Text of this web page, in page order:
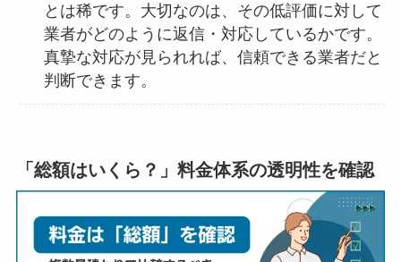
とは稀です。大切なのは、その低評価に対して
業者がどのように返信・対応しているかです。
真摯な対応が見られれば、信頼できる業者だと
判断できます。
「総額はいくら？」料金体系の透明性を確認